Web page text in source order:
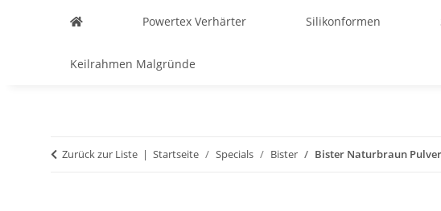
Powertex Verhärter Silikonformen
Keilrahmen Malgründe
Zurück zur Liste Startseite Specials Bister Bister Naturbraun